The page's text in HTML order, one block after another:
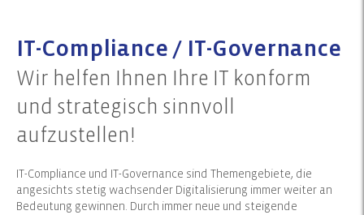
IT-Compliance / IT-Governance
Wir helfen Ihnen Ihre IT konform
und strategisch sinnvoll
aufzustellen!
IT-Compliance und IT-Governance sind Themengebiete, die
angesichts stetig wachsender Digitalisierung immer weiter an
Bedeutung gewinnen. Durch immer neue und steigende